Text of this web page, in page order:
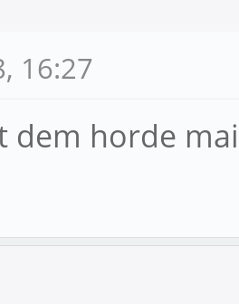
16:27
dem horde